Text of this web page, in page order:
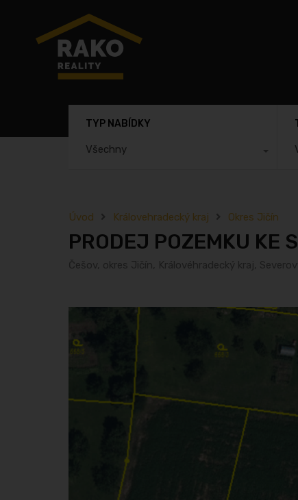
TYP NABÍDKY
Všechny
Úvod Královehradecký kraj Okres Jičín
PRODEJ POZEMKU KE